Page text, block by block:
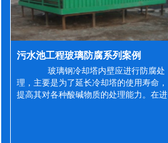
污水池工程玻璃防腐系列案例
玻璃钢冷却塔内壁应进行防腐处
理，主要是为了延长冷却塔的使用寿命，
提高其对各种酸碱物质的处理能力。在进